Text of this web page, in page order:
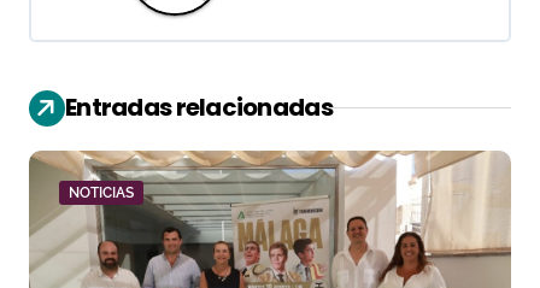
c
i
ó
n
d
e
Entradas relacionadas
NOTICIAS